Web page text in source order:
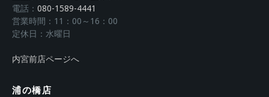
電話： 080-1589-4441
営業時間：11：00～16：00
定休日：水曜日
内宮前店ページへ
浦の橋店